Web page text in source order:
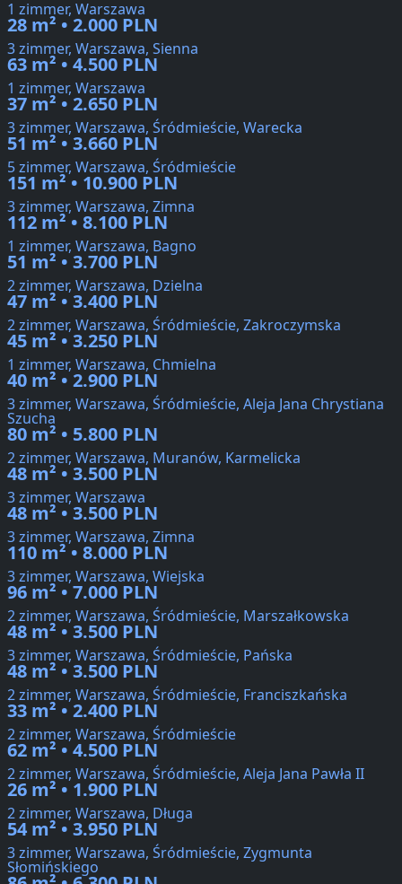
1 zimmer, Warszawa
28 m² • 2.000 PLN
3 zimmer, Warszawa, Sienna
63 m² • 4.500 PLN
1 zimmer, Warszawa
37 m² • 2.650 PLN
3 zimmer, Warszawa, Śródmieście, Warecka
51 m² • 3.660 PLN
5 zimmer, Warszawa, Śródmieście
151 m² • 10.900 PLN
3 zimmer, Warszawa, Zimna
112 m² • 8.100 PLN
1 zimmer, Warszawa, Bagno
51 m² • 3.700 PLN
2 zimmer, Warszawa, Dzielna
47 m² • 3.400 PLN
2 zimmer, Warszawa, Śródmieście, Zakroczymska
45 m² • 3.250 PLN
1 zimmer, Warszawa, Chmielna
40 m² • 2.900 PLN
3 zimmer, Warszawa, Śródmieście, Aleja Jana Chrystiana
Szucha
80 m² • 5.800 PLN
2 zimmer, Warszawa, Muranów, Karmelicka
48 m² • 3.500 PLN
3 zimmer, Warszawa
48 m² • 3.500 PLN
3 zimmer, Warszawa, Zimna
110 m² • 8.000 PLN
3 zimmer, Warszawa, Wiejska
96 m² • 7.000 PLN
2 zimmer, Warszawa, Śródmieście, Marszałkowska
48 m² • 3.500 PLN
3 zimmer, Warszawa, Śródmieście, Pańska
48 m² • 3.500 PLN
2 zimmer, Warszawa, Śródmieście, Franciszkańska
33 m² • 2.400 PLN
2 zimmer, Warszawa, Śródmieście
62 m² • 4.500 PLN
2 zimmer, Warszawa, Śródmieście, Aleja Jana Pawła II
26 m² • 1.900 PLN
2 zimmer, Warszawa, Długa
54 m² • 3.950 PLN
3 zimmer, Warszawa, Śródmieście, Zygmunta
Słomińskiego